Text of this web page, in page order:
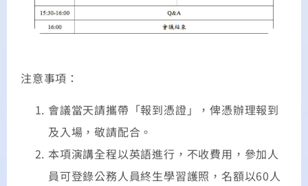
注意事項：
會議當天請攜帶「報到憑證」，俾憑辦理報到
及入場，敬請配合。
本項演講全程以英語進行，不收費用，參加人
員可登錄公務人員終生學習護照，名額以60人